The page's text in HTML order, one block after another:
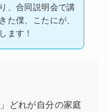
、合同説明会で講
た僕、こたにが、
ます！
どれが自分の家庭